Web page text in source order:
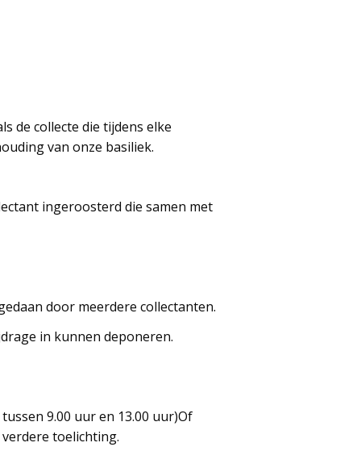
de collecte die tijdens elke
van onze basiliek.
ingeroosterd die samen met
door meerdere collectanten.
in kunnen deponeren.
9.00 uur en 13.00 uur)Of
toelichting.